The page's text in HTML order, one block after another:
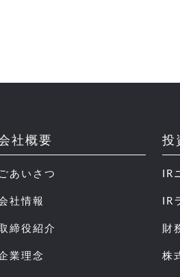
社概要
ごあいさつ
社情報
締役紹介
業理念
投
IR
IR
財
株